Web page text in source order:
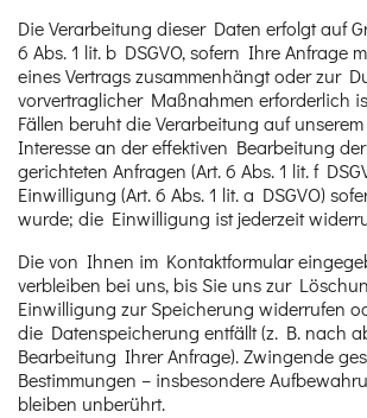
Die Verarbeitung dieser Daten erfolgt auf
6 Abs. 1 lit. b DSGVO, sofern Ihre Anfrage
eines Vertrags zusammenhängt oder zur
vorvertraglicher Maßnahmen erforderlich
Fällen beruht die Verarbeitung auf
Interesse an der effektiven Bearbeitung
gerichteten Anfragen (Art. 6 Abs. 1 lit. f
Einwilligung (Art. 6 Abs. 1 lit. a DSGVO)
wurde; die Einwilligung ist jederzeit
Die von Ihnen im Kontaktformular
verbleiben bei uns, bis Sie uns zur
Einwilligung zur Speicherung widerrufen
die Datenspeicherung entfällt (z. B. nach
Bearbeitung Ihrer Anfrage). Zwingende
Bestimmungen – insbesondere
bleiben unberührt.